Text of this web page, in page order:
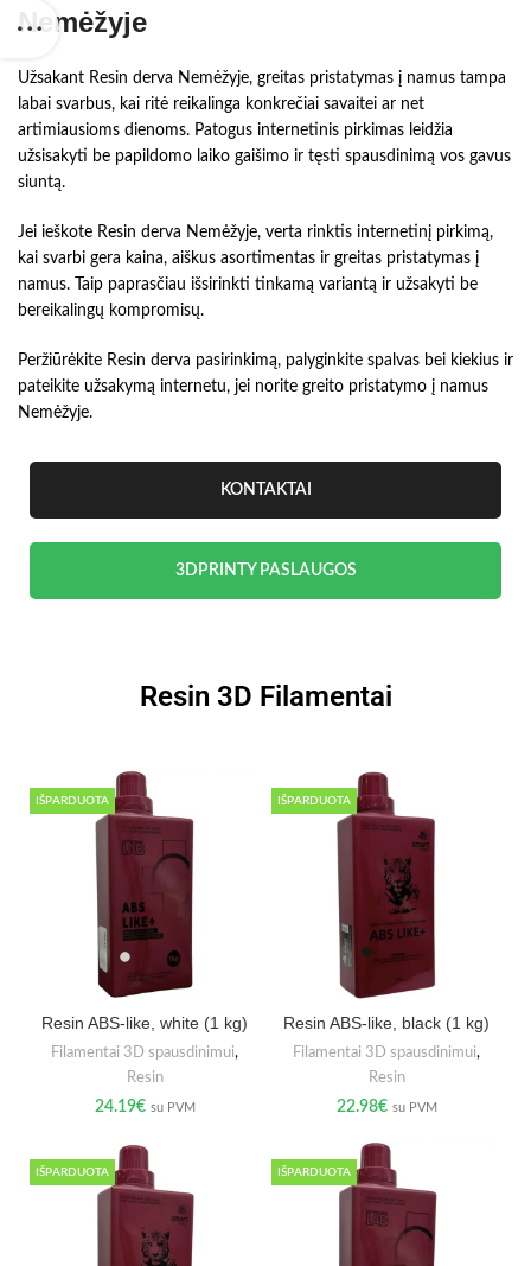
Nemėžyje
Užsakant Resin derva Nemėžyje, greitas pristatymas į namus tampa
labai svarbus, kai ritė reikalinga konkrečiai savaitei ar net
artimiausioms dienoms. Patogus internetinis pirkimas leidžia
užsisakyti be papildomo laiko gaišimo ir tęsti spausdinimą vos gavus
siuntą.
Jei ieškote Resin derva Nemėžyje, verta rinktis internetinį pirkimą,
kai svarbi gera kaina, aiškus asortimentas ir greitas pristatymas į
namus. Taip paprasčiau išsirinkti tinkamą variantą ir užsakyti be
bereikalingų kompromisų.
Peržiūrėkite Resin derva pasirinkimą, palyginkite spalvas bei kiekius ir
pateikite užsakymą internetu, jei norite greito pristatymo į namus
Nemėžyje.
KONTAKTAI
3DPRINTY PASLAUGOS
Resin 3D Filamentai
IŠPARDUOTA
Resin ABS-like, white (1 kg)
Filamentai 3D spausdinimui,
Resin
24.19€ su PVM
IŠPARDUOTA
Resin ABS-like, black (1 kg)
Filamentai 3D spausdinimui,
Resin
22.98€ su PVM
IŠPARDUOTA IŠPARDUOTA